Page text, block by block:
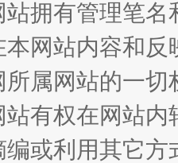
站拥有管理笔
本网站内容和
属网站的一
有权在网站
或利用其它